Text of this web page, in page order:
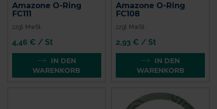
Amazone O-Ring
FC111
zzgl. MwSt.
4,46 € / St
IN DEN
WARENKORB
Amazone O-Ring
FC108
zzgl. MwSt.
2,93 € / St
IN DEN
WARENKORB